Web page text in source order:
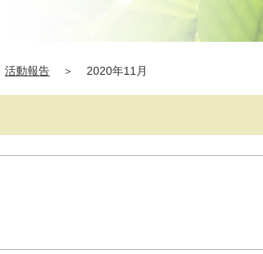
活動報告 ＞ 2020年11月